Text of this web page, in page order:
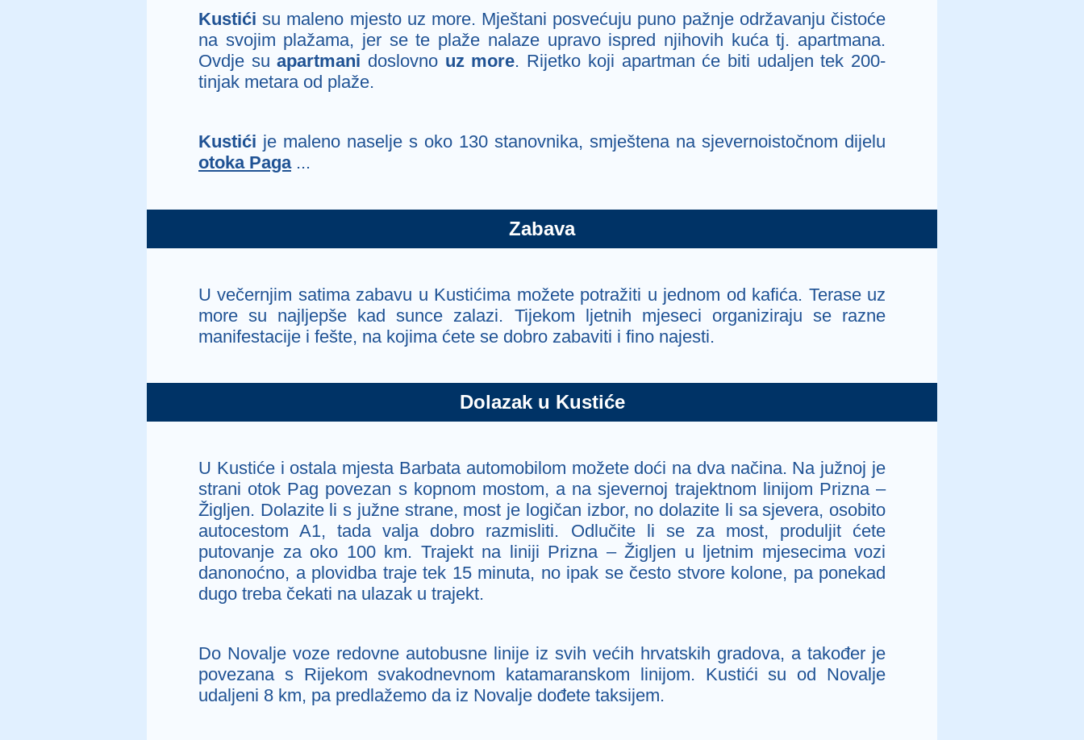
Kustići su maleno mjesto uz more. Mještani posvećuju puno pažnje održavanju čistoće
na svojim plažama, jer se te plaže nalaze upravo ispred njihovih kuća tj. apartmana.
Ovdje suapartmani doslovno uz more. Rijetko koji apartman će biti udaljen tek 200-
tinjak metara od plaže.
Kustići je maleno naselje s oko 130 stanovnika, smještena na sjevernoistočnom dijelu
otoka Paga...
Zabava
U večernjim satima zabavu u Kustićima možete potražiti u jednom od kafića. Terase uz
more su najljepše kad sunce zalazi. Tijekom ljetnih mjeseci organiziraju se razne
manifestacije i fešte, na kojima ćete se dobro zabaviti i fino najesti.
Dolazak u Kustiće
U Kustiće i ostala mjesta Barbata automobilom možete doći na dva načina. Na južnoj je
strani otok Pag povezan s kopnom mostom, a na sjevernoj trajektnom linijom Prizna –
Žigljen. Dolazite li s južne strane, most je logičan izbor, no dolazite li sa sjevera, osobito
autocestom A1, tada valja dobro razmisliti. Odlučite li se za most, produljit ćete
putovanje za oko 100 km. Trajekt na liniji Prizna – Žigljen u ljetnim mjesecima vozi
danonoćno, a plovidba traje tek 15 minuta, no ipak se često stvore kolone, pa ponekad
dugo treba čekati na ulazak u trajekt.
Do Novalje voze redovne autobusne linije iz svih većih hrvatskih gradova, a također je
povezana s Rijekom svakodnevnom katamaranskom linijom. Kustići su od Novalje
udaljeni 8 km, pa predlažemo da iz Novalje dođete taksijem.